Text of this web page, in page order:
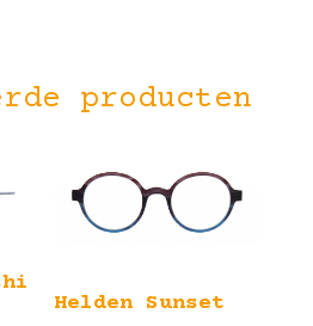
producten
Helden Sunset